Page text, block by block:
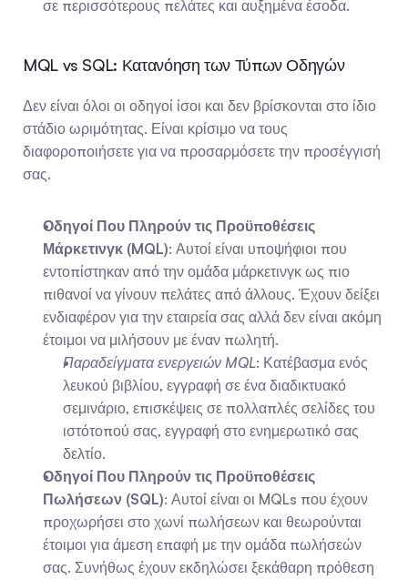
σε περισσότερους πελάτες και αυξημένα έσοδα.
MQL vs SQL: Κατανόηση των Τύπων Οδηγών
Δεν είναι όλοι οι οδηγοί ίσοι και δεν βρίσκονται στο ίδιο
στάδιο ωριμότητας. Είναι κρίσιμο να τους
διαφοροποιήσετε για να προσαρμόσετε την προσέγγισή
σας.
Οδηγοί Που Πληρούν τις Προϋποθέσεις
Μάρκετινγκ (MQL): Αυτοί είναι υποψήφιοι που
εντοπίστηκαν από την ομάδα μάρκετινγκ ως πιο
πιθανοί να γίνουν πελάτες από άλλους. Έχουν δείξει
ενδιαφέρον για την εταιρεία σας αλλά δεν είναι ακόμη
έτοιμοι να μιλήσουν με έναν πωλητή.
Παραδείγματα ενεργειών MQL: Κατέβασμα ενός
λευκού βιβλίου, εγγραφή σε ένα διαδικτυακό
σεμινάριο, επισκέψεις σε πολλαπλές σελίδες του
ιστότοπού σας, εγγραφή στο ενημερωτικό σας
δελτίο.
Οδηγοί Που Πληρούν τις Προϋποθέσεις
Πωλήσεων (SQL): Αυτοί είναι οι MQLs που έχουν
προχωρήσει στο χωνί πωλήσεων και θεωρούνται
έτοιμοι για άμεση επαφή με την ομάδα πωλήσεών
σας. Συνήθως έχουν εκδηλώσει ξεκάθαρη πρόθεση